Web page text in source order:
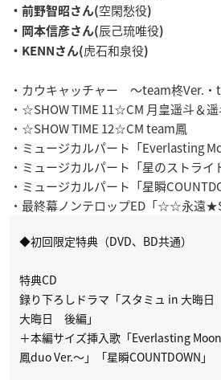
・前野智昭さん(空閑愁役)
・岡本信彦さん(辰己琉唯役)
・KENNさん(虎石和泉役)
・カウキャッチャー ～team柊Ver.・
・☆SHOW TIME 11☆CM 月皇遥斗＆
・☆SHOW TIME 12☆CM team鳳
・ミュージカルパート「Everlasting
・ミュージカルパート「星のストライ
・ミュージカルパート「星瞬
・最終幕ノンテロップED「☆☆永遠
◆初回限定特典（DVD、BD共通）
特典CD
録り下ろしドラマ「スタミュ in 大晦
大晦日 後編」
＋本編サイズ挿入歌「Everlasting
鳳duo Ver.～」「星瞬COUNTDOWN」